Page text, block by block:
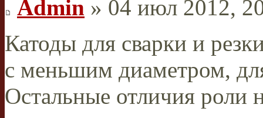
Admin » 04 июл 2012,
Катоды для сварки и
с меньшим диаметром,
Остальные отличия роли